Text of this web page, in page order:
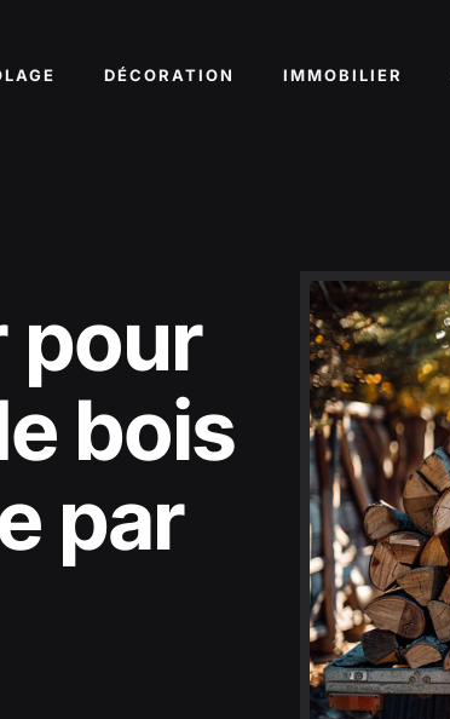
DÉCORATION IMMOBILIER
pour
bois
par